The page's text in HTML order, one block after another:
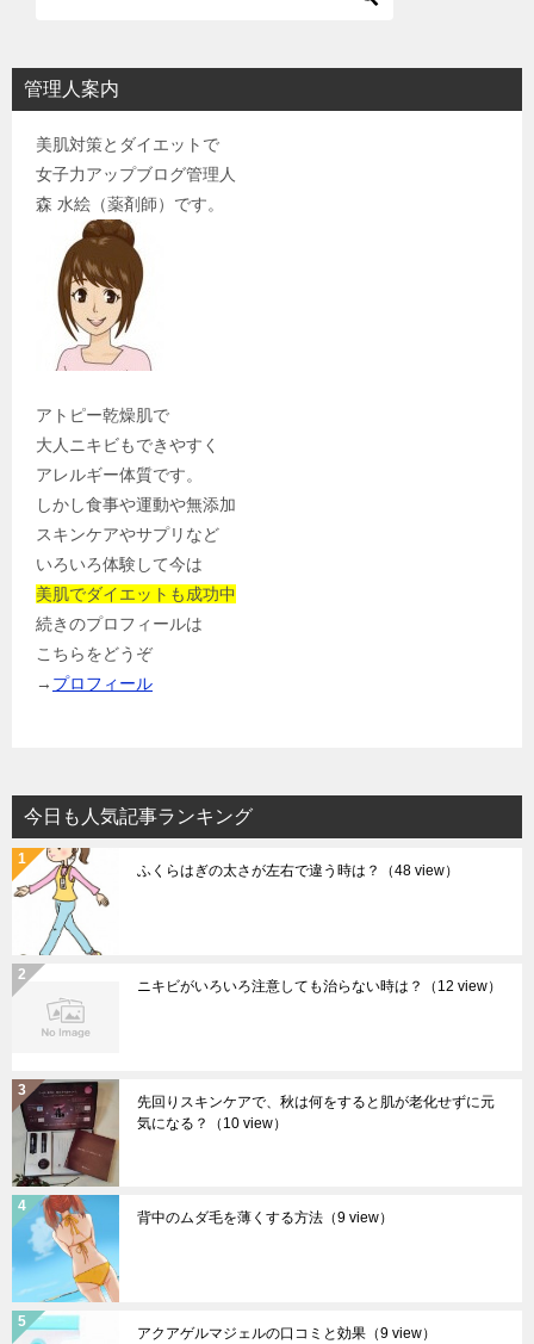
管理人案内
美肌対策とダイエットで
女子力アップブログ管理人
森 水絵（薬剤師）です。
アトピー乾燥肌で
大人ニキビもできやすく
アレルギー体質です。
しかし食事や運動や無添加
スキンケアやサプリなど
いろいろ体験して今は
美肌でダイエットも成功中
続きのプロフィールは
こちらをどうぞ
→ プロフィール
今日も人気記事ランキング
ふくらはぎの太さが左右で違う時は？ （48 view）
ニキビがいろいろ注意しても治らない時は？ （12 view）
先回りスキンケアで、秋は何をすると肌が老化せずに元
気になる？
（10 view）
背中のムダ毛を薄くする方法 （9 view）
アクアゲルマジェルの口コミと効果 （9 view）